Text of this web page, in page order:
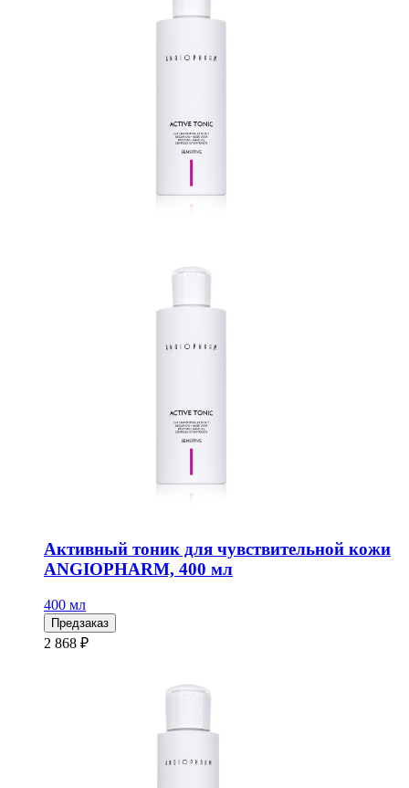
Активный тоник для чувствительной кожи
ANGIOPHARM, 400 мл
400 мл
Предзаказ
2 868 ₽